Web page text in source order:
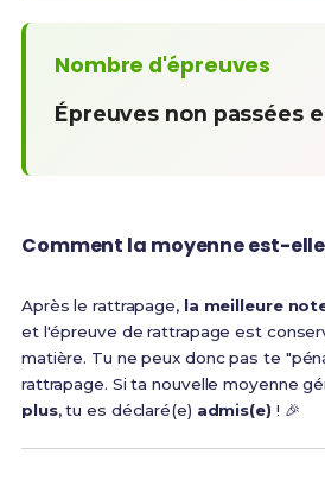
Nombre d'épreuves
Épreuves non passées
Comment la moyenne est-
Après le rattrapage, la meilleure
et l'épreuve de rattrapage est
matière. Tu ne peux donc pas te
rattrapage. Si ta nouvelle moyenne
plus, tu es déclaré(e) admis(e) ! 🎉